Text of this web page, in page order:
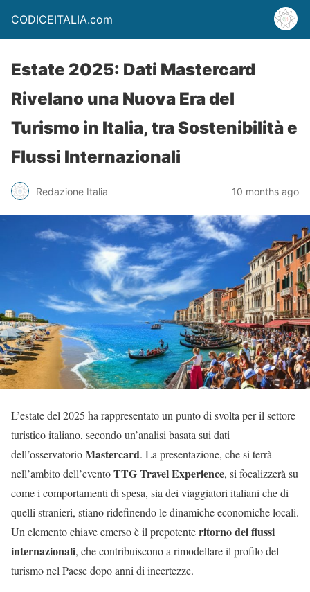
CODICEITALIA.com
Estate 2025: Dati Mastercard
Rivelano una Nuova Era del
Turismo in Italia, tra Sostenibilità e
Flussi Internazionali
Redazione Italia 10 months ago
L’estate del 2025 ha rappresentato un punto di svolta per il settore
turistico italiano, secondo un’analisi basata sui dati
dell’osservatorioMastercard. La presentazione, che si terrà
nell’ambito dell’eventoTTG Travel Experience, si focalizzerà su
come i comportamenti di spesa, sia dei viaggiatori italiani che di
quelli stranieri, stiano ridefinendo le dinamiche economiche locali.
Un elemento chiave emerso è il prepotenteritorno dei flussi
internazionali, che contribuiscono a rimodellare il profilo del
turismo nel Paese dopo anni di incertezze.